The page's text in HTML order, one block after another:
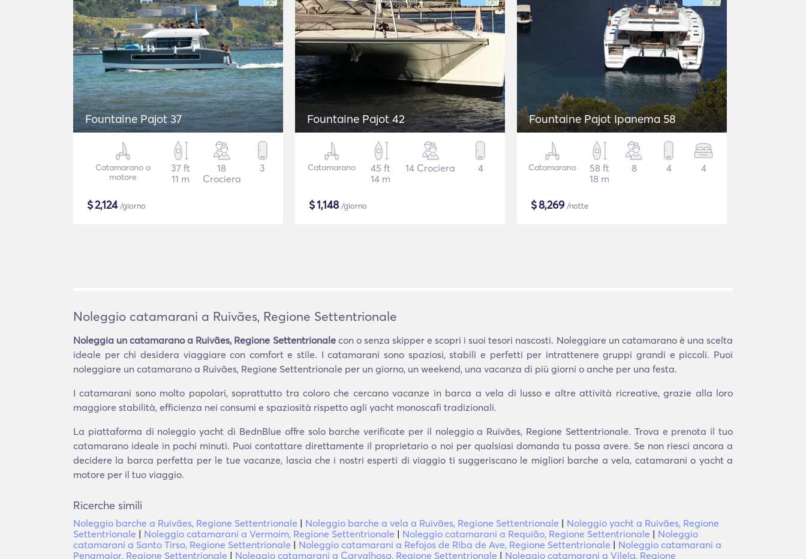
Fountaine Pajot 37
Catamarano a
motore
37 ft
11 m
18
Crociera
3
$2,124/giorno
Fountaine Pajot 42
Catamarano
45 ft
14 m
14 Crociera 4
$1,148/giorno
Fountaine Pajot Ipanema 58
Catamarano
58 ft
18 m
8 4 4
$8,269/notte
Noleggio catamarani a Ruivães, Regione Settentrionale
Noleggia un catamarano a Ruivães, Regione Settentrionalecon o senza skipper e scopri i suoi tesori nascosti. Noleggiare un catamarano è una scelta
ideale per chi desidera viaggiare con comfort e stile. I catamarani sono spaziosi, stabili e perfetti per intrattenere gruppi grandi e piccoli. Puoi
noleggiare un catamarano a Ruivães, Regione Settentrionale per un giorno, un weekend, una vacanza di più giorni o anche per una festa.
I catamarani sono molto popolari, soprattutto tra coloro che cercano vacanze in barca a vela di lusso e altre attività ricreative, grazie alla loro
maggiore stabilità, efficienza nei consumi e spaziosità rispetto agli yacht monoscafi tradizionali.
La piattaforma di noleggio yacht di BednBlue offre solo barche verificate per il noleggio a Ruivães, Regione Settentrionale. Trova e prenota il tuo
catamarano ideale in pochi minuti. Puoi contattare direttamente il proprietario o noi per qualsiasi domanda tu possa avere. Se non riesci ancora a
decidere la barca perfetta per le tue vacanze, lascia che i nostri esperti di viaggio ti suggeriscano le migliori barche a vela, catamarani o yacht a
motore per il tuo viaggio.
Ricerche simili
Noleggio barche a Ruivães, Regione Settentrionale | Noleggio barche a vela a Ruivães, Regione Settentrionale | Noleggio yacht a Ruivães, Regione
Settentrionale | Noleggio catamarani a Vermoim, Regione Settentrionale | Noleggio catamarani a Requião, Regione Settentrionale | Noleggio
catamarani a Santo Tirso, Regione Settentrionale | Noleggio catamarani a Refojos de Riba de Ave, Regione Settentrionale | Noleggio catamarani a
Penamaior, Regione Settentrionale | Noleggio catamarani a Carvalhosa, Regione Settentrionale | Noleggio catamarani a Vilela, Regione